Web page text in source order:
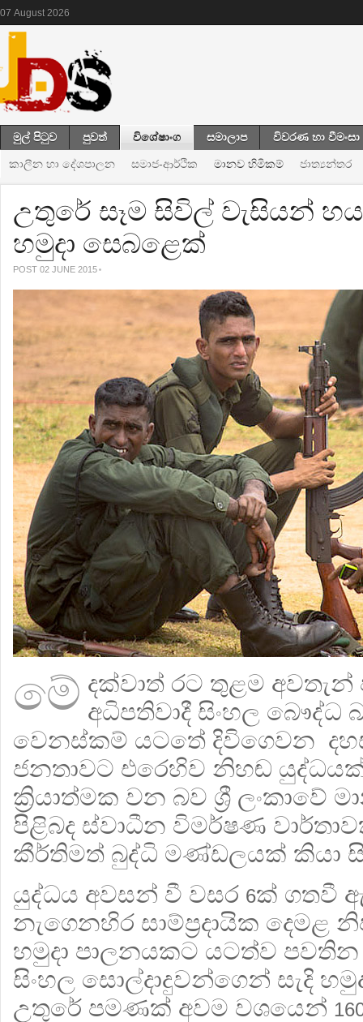
07 August 2026
මුල් පිටුව පුවත් විශේෂාංග සමාලාප විවරණ හා වීමංසා
කාලීන හා දේශපාලන සමාජ-ආර්ථික මානව හිමිකම් ජාත්‍යන්තර
උතුරේ සෑම සිවිල් වැසියන්
හමුදා සෙබළෙක්
POST 02 JUNE 2015
මේ දක්වාත් රට තුළම අවතැන්
අධිපතිවාදී සිංහල බෞද්ධ
වෙනස්කම් යටතේ දිවිගෙවන
ජනතාවට එරෙහිව නිහඬ
ක්‍රියාත්මක වන බව ශ්‍රී ලංකාවේ
පිළිබද ස්වාධීන විමර්ෂණ
කීර්තිමත් බුද්ධි මණ්ඩලයක් කියා
යුද්ධය අවසන් වී වසර 6ක් ගතවී
නැගෙනහිර සාම්ප්‍රදායික දෙමළ
හමුදා පාලනයකට යටත්ව
සිංහල සොල්දාදුවන්ගෙන් සැදි
උතුරේ පමණක් අවම වශයෙන්